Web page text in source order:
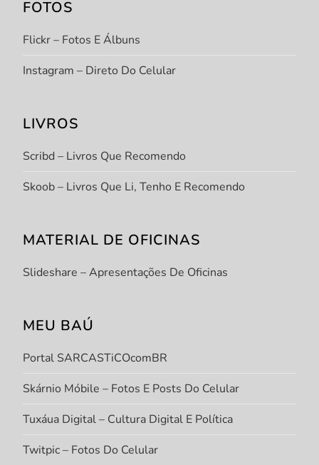
FOTOS
Flickr – Fotos E Álbuns
Instagram – Direto Do Celular
LIVROS
Scribd – Livros Que Recomendo
Skoob – Livros Que Li, Tenho E Recomendo
MATERIAL DE OFICINAS
Slideshare – Apresentações De Oficinas
MEU BAÚ
Portal SARCASTiCOcomBR
Skárnio Móbile – Fotos E Posts Do Celular
Tuxáua Digital – Cultura Digital E Política
Twitpic – Fotos Do Celular